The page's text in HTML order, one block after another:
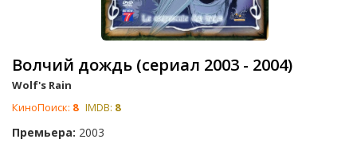
Волчий дождь (сериал 2003 - 2004)
Wolf's Rain
КиноПоиск: 8 IMDB: 8
Премьера: 2003